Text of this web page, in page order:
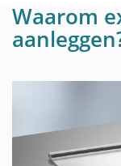
Waarom